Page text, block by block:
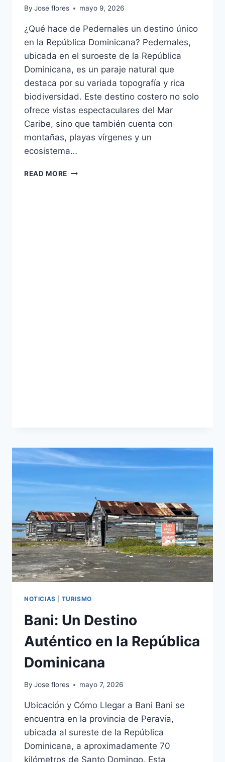
By Jose flores mayo 9, 2026
¿Qué hace de Pedernales un destino único
en la República Dominicana? Pedernales,
ubicada en el suroeste de la República
Dominicana, es un paraje natural que
destaca por su variada topografía y rica
biodiversidad. Este destino costero no solo
ofrece vistas espectaculares del Mar
Caribe, sino que también cuenta con
montañas, playas vírgenes y un
ecosistema…
READ MORE AVENTURA
NOTICIAS TURISMO
Bani: Un Destino
Auténtico en la República
Dominicana
By Jose flores mayo 7, 2026
Ubicación y Cómo Llegar a Bani Bani se
encuentra en la provincia de Peravia,
ubicada al sureste de la República
Dominicana, a aproximadamente 70
kilómetros de Santo Domingo. Esta